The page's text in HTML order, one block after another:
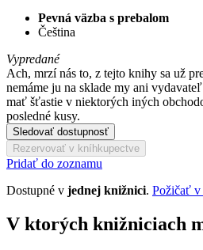
Pevná väzba s prebalom
Čeština
Vypredané
Ach, mrzí nás to, z tejto knihy sa už
nemáme ju na sklade my ani
mať šťastie v niektorých iných
posledné kusy.
Sledovať dostupnosť
Rezervovať v kníhkupectve
Pridať do zoznamu
Dostupné v jednej knižnici. Požičať
V ktorých knižniciach